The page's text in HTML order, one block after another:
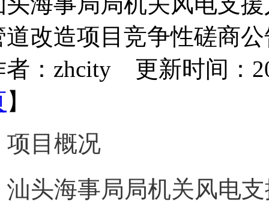
道改造项目竞争性磋商
者：zhcity 更新时间：
】
项目概况
汕头海事局局机关风电